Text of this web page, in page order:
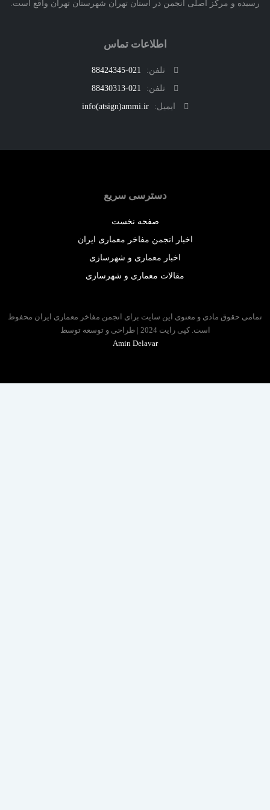
و مرکز اصلی انجمن در استان تهران شهرستان تهران واقع است.
اطلاعات تماس
تلفن:
021-88424345
تلفن:
021-88430313
ایمیل:
info(atsign)ammi.ir
دسترسی سریع
صفحه نخست
اخبار انجمن مفاخر معماری ایران
اخبار معماری و شهرسازی
مقالات معماری و شهرسازی
حقوق مادی و معنوی این سایت برای انجمن مفاخر معماری ایران محفوظ
است. کپی رایت 2024 | طراحی و توسعه توسط
Amin Delavar